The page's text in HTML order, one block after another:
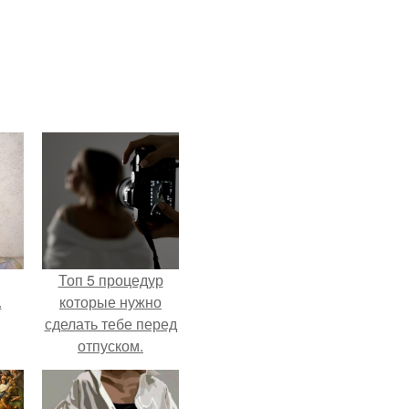
Топ 5 процедур
которые нужно
сделать тебе перед
отпуском.